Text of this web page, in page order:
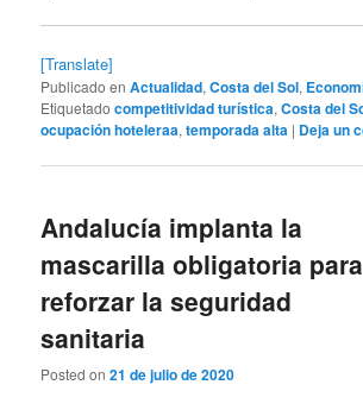
[Translate]
Publicado en Actualidad,Costa del Sol,
Etiquetado competitividad turística,Costa del
ocupación hoteleraa,temporada alta | Deja un
Andalucía implanta la
mascarilla obligatoria para
reforzar la seguridad
sanitaria
Posted on21 de julio de 2020